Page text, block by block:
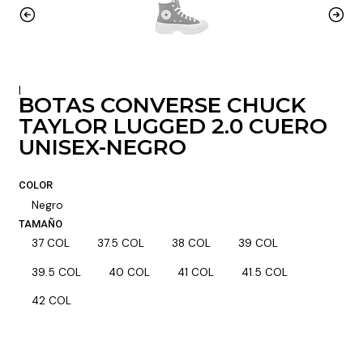
|
BOTAS CONVERSE CHUCK
TAYLOR LUGGED 2.0 CUERO
UNISEX-NEGRO
COLOR
Negro
TAMAÑO
37 COL 37.5 COL 38 COL 39 COL
39.5 COL 40 COL 41 COL 41.5 COL
42 COL